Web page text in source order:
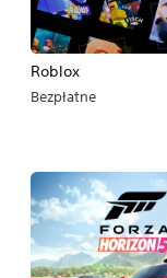
Roblox
Bezpłatne